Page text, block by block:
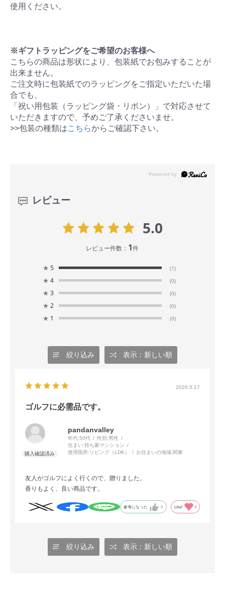
使用ください。
※ギフトラッピングをご希望のお客様へ
こちらの商品は形状により、包装紙でお包みすることが
出来ません。
ご注文時に包装紙でのラッピングをご指定いただいた場
合でも、
「祝い用包装（ラッピング袋・リボン）」で対応させて
いただきますので、予めご了承くださいませ。
>>包装の種類はこちらからご確認下さい。
レビュー
5.0
レビュー件数： 1件
★ 5 (1)
★ 4 (0)
★ 3 (0)
★ 2 (0)
★ 1 (0)
絞り込み 表示：新しい順
2026.5.17
ゴルフに必需品です。
pandanvalley
年代:50代 性別:男性
住まい:持ち家マンション
使用箇所: リビング（LDK） お住まいの地域:関東
友人がゴルフによく行くので、贈りました。
香りもよく、良い商品です。
参考になった 0 Like! 0
絞り込み 表示：新しい順